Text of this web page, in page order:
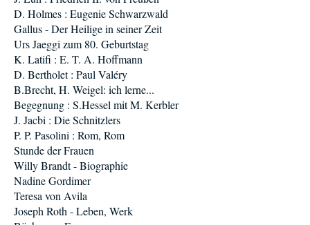
D. Holmes : Eugenie Schwarzwald
Gallus - Der Heilige in seiner Zeit
Urs Jaeggi zum 80. Geburtstag
K. Latifi : E. T. A. Hoffmann
D. Bertholet : Paul Valéry
B.Brecht, H. Weigel: ich lerne...
Begegnung : S.Hessel mit M. Kerbler
J. Jacbi : Die Schnitzlers
P. P. Pasolini : Rom, Rom
Stunde der Frauen
Willy Brandt - Biographie
Nadine Gordimer
Teresa von Avila
Joseph Roth - Leben, Werk